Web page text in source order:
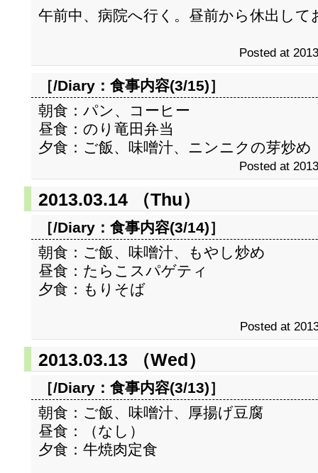
午前中、病院へ行く。昼前から休出して
Posted at
［/Diary： 食事内容(3/15)］
朝食：パン、コーヒー
昼食：のり竜田弁当
夕食：ご飯、味噌汁、ニンニクの芽炒め
Posted at
2013.03.14 （Thu）
［/Diary： 食事内容(3/14)］
朝食：ご飯、味噌汁、もやし炒め
昼食：たらこスパゲティ
夕食：もりそば
Posted at
2013.03.13 （Wed）
［/Diary： 食事内容(3/13)］
朝食：ご飯、味噌汁、厚揚げ豆腐
昼食：（なし）
夕食：牛焼肉定食